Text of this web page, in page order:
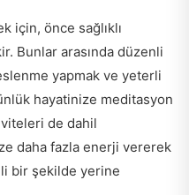
için, önce sağlıklı
Bunlar arasında düzenli
yapmak ve yeterli
hayatinize meditasyon
de dahil
daha fazla enerji vererek
bir şekilde yerine